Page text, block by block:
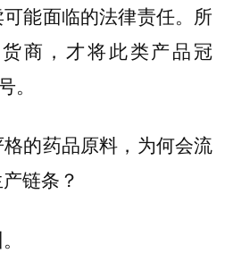
能面临的法律责任。所
商，才将此类产品冠
。
的药品原料，为何会流
链条？